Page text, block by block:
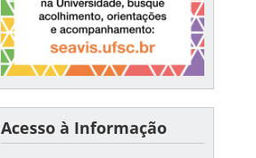
Acesso à Informação